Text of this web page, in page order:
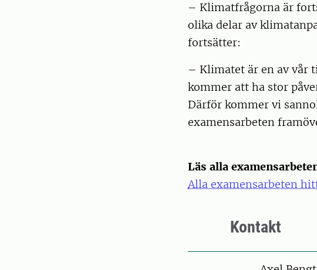
– Klimatfrågorna är
olika delar av
fortsätter:
– Klimatet är en av vår
kommer att ha stor
Därför kommer vi
examensarbeten
Läs alla
Alla examensarbeten
Kontakt